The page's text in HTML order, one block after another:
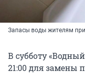
Запасы воды жителям
В субботу
21:00 для замены